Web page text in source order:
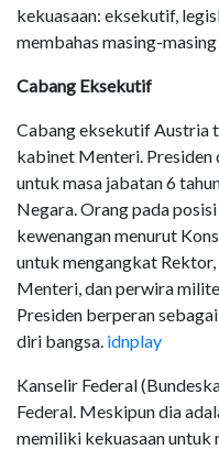
kekuasaan: eksekutif,
membahas masing-
Cabang Eksekutif
Cabang eksekutif Austria
kabinet Menteri. Presiden
untuk masa jabatan 6
Negara. Orang pada
kewenangan menurut
untuk mengangkat
Menteri, dan perwira
Presiden berperan
diri bangsa. idnplay
Kanselir Federal
Federal. Meskipun dia
memiliki kekuasaan untuk